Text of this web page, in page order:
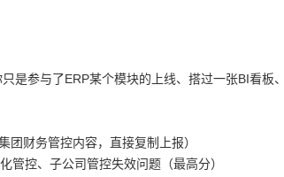
参与了ERP某个模块的上线、搭过一张BI看板
财务管控内容，直接复制上报）
管控、子公司管控失效问题（最高分）